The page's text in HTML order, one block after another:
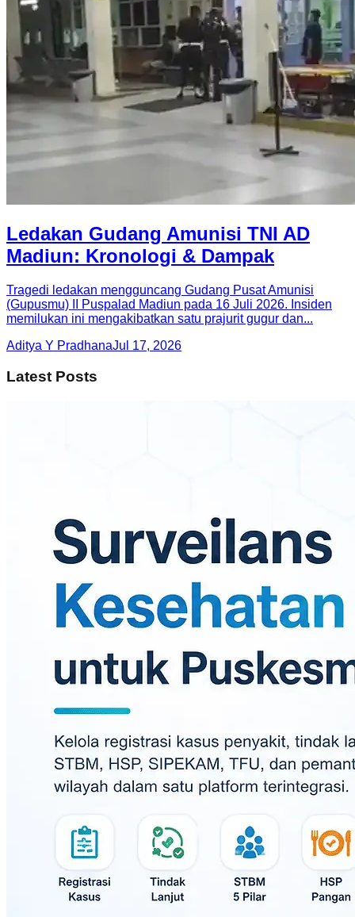
Ledakan Gudang Amunisi TNI AD
Madiun: Kronologi & Dampak
Tragedi ledakan mengguncang Gudang Pusat Amunisi
(Gupusmu) II Puspalad Madiun pada 16 Juli 2026. Insiden
memilukan ini mengakibatkan satu prajurit gugur dan...
Aditya Y PradhanaJul 17, 2026
Latest Posts